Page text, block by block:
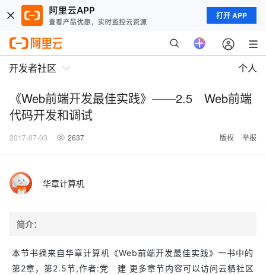
打开 APP
开发者社区 个人
《Web前端开发最佳实践》——2.5 Web前端
代码开发和调试
2017-07-03 2637 版权 举报
华章计算机
简介：
本节书摘来自华章计算机《Web前端开发最佳实践》一书中的
第2章，第2.5节,作者:党 建 更多章节内容可以访问云栖社区